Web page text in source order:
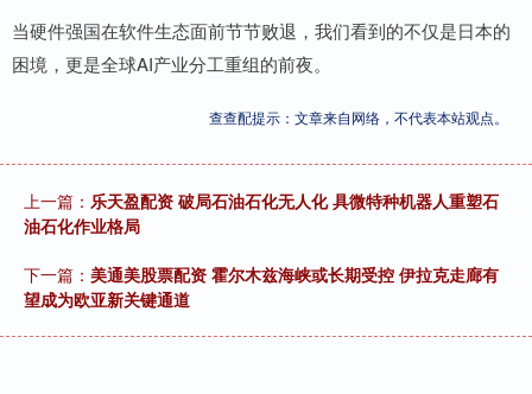
当硬件强国在软件生态面前节节败退，我们看到的不仅是日本的
困境，更是全球AI产业分工重组的前夜。
查查配提示：文章来自网络，不代表本站观点。
上一篇： 乐天盈配资 破局石油石化无人化 具微特种机器人重塑石
油石化作业格局
下一篇： 美通美股票配资 霍尔木兹海峡或长期受控 伊拉克走廊有
望成为欧亚新关键通道